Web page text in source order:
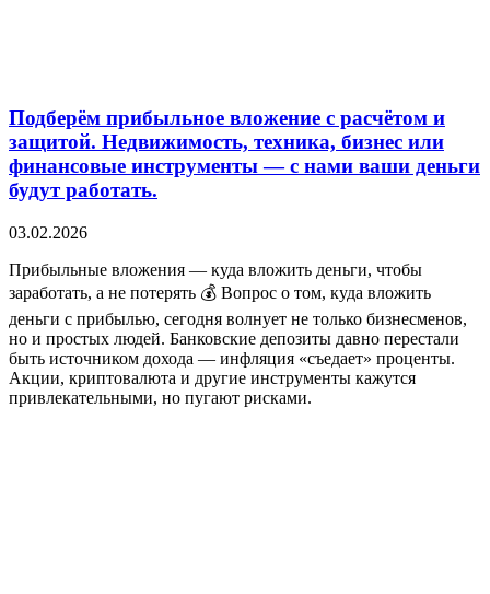
Подберём прибыльное вложение с расчётом и
защитой. Недвижимость, техника, бизнес или
финансовые инструменты — с нами ваши деньги
будут работать.
03.02.2026
Прибыльные вложения — куда вложить деньги, чтобы
заработать, а не потерять 💰 Вопрос о том, куда вложить
деньги с прибылью, сегодня волнует не только бизнесменов,
но и простых людей. Банковские депозиты давно перестали
быть источником дохода — инфляция «съедает» проценты.
Акции, криптовалюта и другие инструменты кажутся
привлекательными, но пугают рисками.